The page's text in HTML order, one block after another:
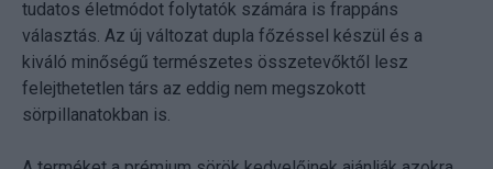
tudatos életmódot folytatók számára is frappáns
választás. Az új változat dupla főzéssel készül és a
kiváló minőségű természetes összetevőktől lesz
felejthetetlen társ az eddig nem megszokott
sörpillanatokban is.